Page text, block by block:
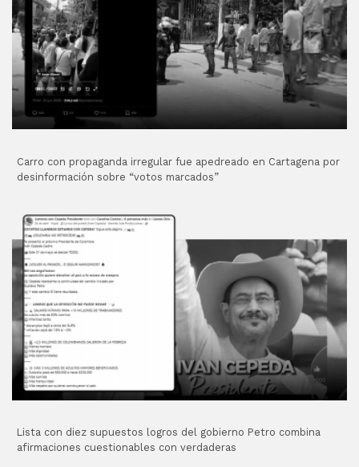
Carro con propaganda irregular fue apedreado en Cartagena por
desinformación sobre “votos marcados”
Lista con diez supuestos logros del gobierno Petro combina
afirmaciones cuestionables con verdaderas